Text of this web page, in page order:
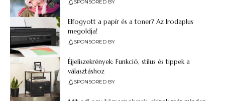
SPONSORED BY
Elfogyott a papír és a toner? Az Irodaplus
megoldja!
SPONSORED BY
Éjjeliszekrények: Funkció, stílus és tippek a
választáshoz
SPONSORED BY